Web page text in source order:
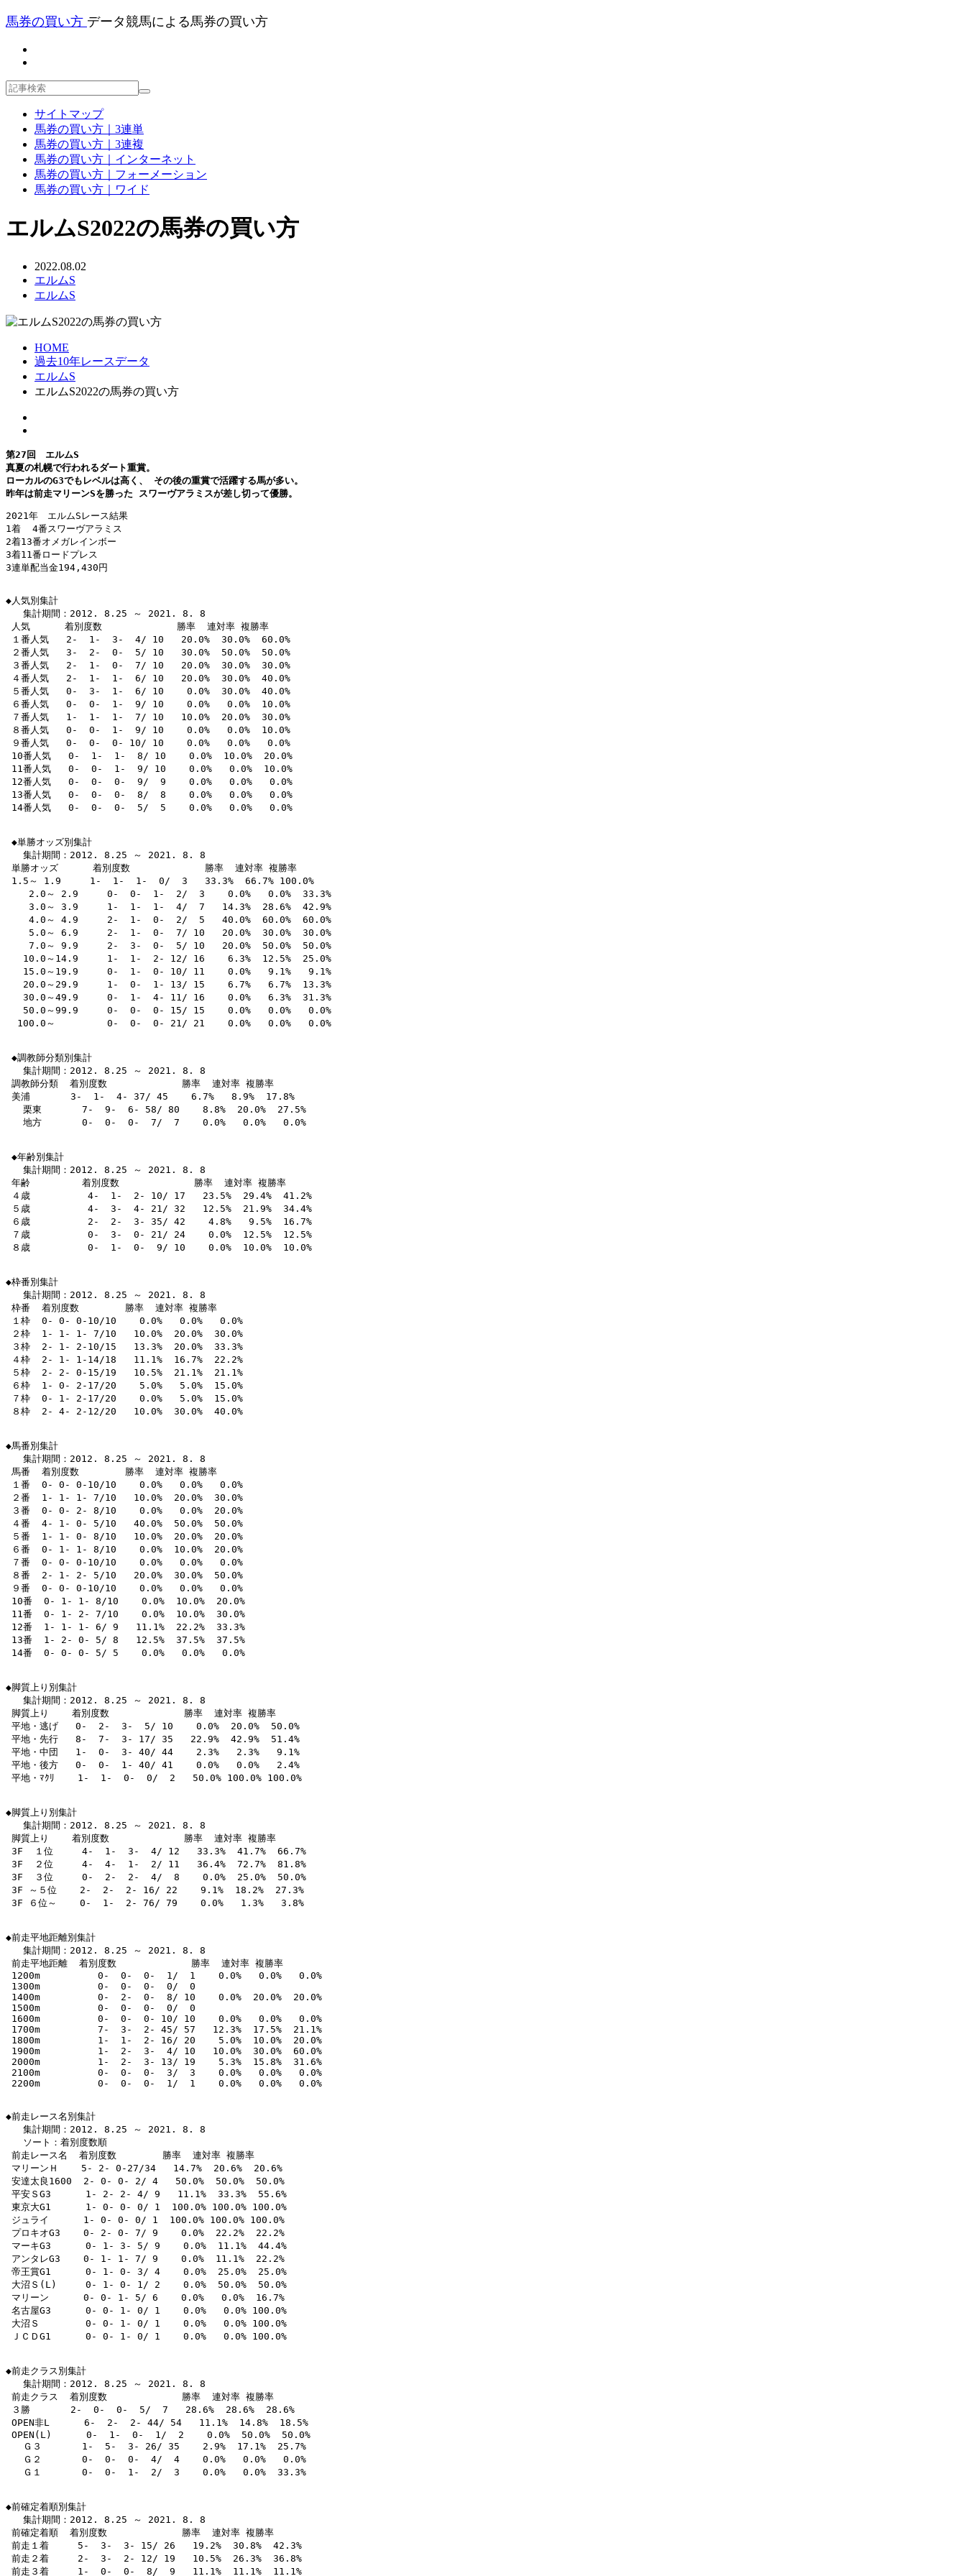
馬券の買い方 データ競馬による馬券の買い方
サイトマップ
馬券の買い方｜3連単
馬券の買い方｜3連複
馬券の買い方｜インターネット
馬券の買い方｜フォーメーション
馬券の買い方｜ワイド
エルムS2022の馬券の買い方
2022.08.02
エルムS
エルムS
HOME
過去10年レースデータ
エルムS
エルムS2022の馬券の買い方
第27回　エルムS
真夏の札幌で行われるダート重賞。
ローカルのG3でもレベルは高く、 その後の重賞で活躍する馬が多い。
昨年は前走マリーンSを勝った スワーヴアラミスが差し切って優勝。
2021年　エルムSレース結果
1着  4番スワーヴアラミス
2着13番オメガレインボー
3着11番ロードプレス
3連単配当金194,430円
◆人気別集計
   集計期間：2012. 8.25 ～ 2021. 8. 8
人気      着別度数             勝率  連対率 複勝率
１番人気   2-  1-  3-  4/ 10   20.0%  30.0%  60.0%
２番人気   3-  2-  0-  5/ 10   30.0%  50.0%  50.0%
３番人気   2-  1-  0-  7/ 10   20.0%  30.0%  30.0%
４番人気   2-  1-  1-  6/ 10   20.0%  30.0%  40.0%
５番人気   0-  3-  1-  6/ 10    0.0%  30.0%  40.0%
６番人気   0-  0-  1-  9/ 10    0.0%   0.0%  10.0%
７番人気   1-  1-  1-  7/ 10   10.0%  20.0%  30.0%
８番人気   0-  0-  1-  9/ 10    0.0%   0.0%  10.0%
９番人気   0-  0-  0- 10/ 10    0.0%   0.0%   0.0%
10番人気   0-  1-  1-  8/ 10    0.0%  10.0%  20.0%
11番人気   0-  0-  1-  9/ 10    0.0%   0.0%  10.0%
12番人気   0-  0-  0-  9/  9    0.0%   0.0%   0.0%
13番人気   0-  0-  0-  8/  8    0.0%   0.0%   0.0%
14番人気   0-  0-  0-  5/  5    0.0%   0.0%   0.0%
◆単勝オッズ別集計
   集計期間：2012. 8.25 ～ 2021. 8. 8
単勝オッズ      着別度数             勝率  連対率 複勝率
1.5～ 1.9     1-  1-  1-  0/  3   33.3%  66.7% 100.0%
    2.0～ 2.9     0-  0-  1-  2/  3    0.0%   0.0%  33.3%
    3.0～ 3.9     1-  1-  1-  4/  7   14.3%  28.6%  42.9%
    4.0～ 4.9     2-  1-  0-  2/  5   40.0%  60.0%  60.0%
    5.0～ 6.9     2-  1-  0-  7/ 10   20.0%  30.0%  30.0%
    7.0～ 9.9     2-  3-  0-  5/ 10   20.0%  50.0%  50.0%
   10.0～14.9     1-  1-  2- 12/ 16    6.3%  12.5%  25.0%
   15.0～19.9     0-  1-  0- 10/ 11    0.0%   9.1%   9.1%
   20.0～29.9     1-  0-  1- 13/ 15    6.7%   6.7%  13.3%
   30.0～49.9     0-  1-  4- 11/ 16    0.0%   6.3%  31.3%
   50.0～99.9     0-  0-  0- 15/ 15    0.0%   0.0%   0.0%
  100.0～         0-  0-  0- 21/ 21    0.0%   0.0%   0.0%
◆調教師分類別集計
   集計期間：2012. 8.25 ～ 2021. 8. 8
調教師分類  着別度数             勝率  連対率 複勝率
美浦       3-  1-  4- 37/ 45    6.7%   8.9%  17.8%
   栗東       7-  9-  6- 58/ 80    8.8%  20.0%  27.5%
   地方       0-  0-  0-  7/  7    0.0%   0.0%   0.0%
◆年齢別集計
   集計期間：2012. 8.25 ～ 2021. 8. 8
年齢         着別度数             勝率  連対率 複勝率
４歳          4-  1-  2- 10/ 17   23.5%  29.4%  41.2%
５歳          4-  3-  4- 21/ 32   12.5%  21.9%  34.4%
６歳          2-  2-  3- 35/ 42    4.8%   9.5%  16.7%
７歳          0-  3-  0- 21/ 24    0.0%  12.5%  12.5%
８歳          0-  1-  0-  9/ 10    0.0%  10.0%  10.0%
◆枠番別集計
   集計期間：2012. 8.25 ～ 2021. 8. 8
枠番  着別度数        勝率  連対率 複勝率
１枠  0- 0- 0-10/10    0.0%   0.0%   0.0%
２枠  1- 1- 1- 7/10   10.0%  20.0%  30.0%
３枠  2- 1- 2-10/15   13.3%  20.0%  33.3%
４枠  2- 1- 1-14/18   11.1%  16.7%  22.2%
５枠  2- 2- 0-15/19   10.5%  21.1%  21.1%
６枠  1- 0- 2-17/20    5.0%   5.0%  15.0%
７枠  0- 1- 2-17/20    0.0%   5.0%  15.0%
８枠  2- 4- 2-12/20   10.0%  30.0%  40.0%
◆馬番別集計
   集計期間：2012. 8.25 ～ 2021. 8. 8
馬番  着別度数        勝率  連対率 複勝率
１番  0- 0- 0-10/10    0.0%   0.0%   0.0%
２番  1- 1- 1- 7/10   10.0%  20.0%  30.0%
３番  0- 0- 2- 8/10    0.0%   0.0%  20.0%
４番  4- 1- 0- 5/10   40.0%  50.0%  50.0%
５番  1- 1- 0- 8/10   10.0%  20.0%  20.0%
６番  0- 1- 1- 8/10    0.0%  10.0%  20.0%
７番  0- 0- 0-10/10    0.0%   0.0%   0.0%
８番  2- 1- 2- 5/10   20.0%  30.0%  50.0%
９番  0- 0- 0-10/10    0.0%   0.0%   0.0%
10番  0- 1- 1- 8/10    0.0%  10.0%  20.0%
11番  0- 1- 2- 7/10    0.0%  10.0%  30.0%
12番  1- 1- 1- 6/ 9   11.1%  22.2%  33.3%
13番  1- 2- 0- 5/ 8   12.5%  37.5%  37.5%
14番  0- 0- 0- 5/ 5    0.0%   0.0%   0.0%
◆脚質上り別集計
   集計期間：2012. 8.25 ～ 2021. 8. 8
脚質上り    着別度数             勝率  連対率 複勝率
平地・逃げ   0-  2-  3-  5/ 10    0.0%  20.0%  50.0%
平地・先行   8-  7-  3- 17/ 35   22.9%  42.9%  51.4%
平地・中団   1-  0-  3- 40/ 44    2.3%   2.3%   9.1%
平地・後方   0-  0-  1- 40/ 41    0.0%   0.0%   2.4%
平地・ﾏｸﾘ    1-  1-  0-  0/  2   50.0% 100.0% 100.0%
◆脚質上り別集計
   集計期間：2012. 8.25 ～ 2021. 8. 8
脚質上り    着別度数             勝率  連対率 複勝率
3F  １位     4-  1-  3-  4/ 12   33.3%  41.7%  66.7%
3F  ２位     4-  4-  1-  2/ 11   36.4%  72.7%  81.8%
3F  ３位     0-  2-  2-  4/  8    0.0%  25.0%  50.0%
3F ～５位    2-  2-  2- 16/ 22    9.1%  18.2%  27.3%
3F ６位～    0-  1-  2- 76/ 79    0.0%   1.3%   3.8%
◆前走平地距離別集計
   集計期間：2012. 8.25 ～ 2021. 8. 8
前走平地距離  着別度数             勝率  連対率 複勝率
1200m          0-  0-  0-  1/  1    0.0%   0.0%   0.0%
1300m          0-  0-  0-  0/  0
1400m          0-  2-  0-  8/ 10    0.0%  20.0%  20.0%
1500m          0-  0-  0-  0/  0
1600m          0-  0-  0- 10/ 10    0.0%   0.0%   0.0%
1700m          7-  3-  2- 45/ 57   12.3%  17.5%  21.1%
1800m          1-  1-  2- 16/ 20    5.0%  10.0%  20.0%
1900m          1-  2-  3-  4/ 10   10.0%  30.0%  60.0%
2000m          1-  2-  3- 13/ 19    5.3%  15.8%  31.6%
2100m          0-  0-  0-  3/  3    0.0%   0.0%   0.0%
2200m          0-  0-  0-  1/  1    0.0%   0.0%   0.0%
◆前走レース名別集計
   集計期間：2012. 8.25 ～ 2021. 8. 8
   ソート：着別度数順
前走レース名  着別度数        勝率  連対率 複勝率
マリーンＨ    5- 2- 0-27/34   14.7%  20.6%  20.6%
安達太良1600  2- 0- 0- 2/ 4   50.0%  50.0%  50.0%
平安ＳG3      1- 2- 2- 4/ 9   11.1%  33.3%  55.6%
東京大G1      1- 0- 0- 0/ 1  100.0% 100.0% 100.0%
ジュライ      1- 0- 0- 0/ 1  100.0% 100.0% 100.0%
プロキオG3    0- 2- 0- 7/ 9    0.0%  22.2%  22.2%
マーキG3      0- 1- 3- 5/ 9    0.0%  11.1%  44.4%
アンタレG3    0- 1- 1- 7/ 9    0.0%  11.1%  22.2%
帝王賞G1      0- 1- 0- 3/ 4    0.0%  25.0%  25.0%
大沼Ｓ(L)     0- 1- 0- 1/ 2    0.0%  50.0%  50.0%
マリーン      0- 0- 1- 5/ 6    0.0%   0.0%  16.7%
名古屋G3      0- 0- 1- 0/ 1    0.0%   0.0% 100.0%
大沼Ｓ        0- 0- 1- 0/ 1    0.0%   0.0% 100.0%
ＪＣＤG1      0- 0- 1- 0/ 1    0.0%   0.0% 100.0%
◆前走クラス別集計
   集計期間：2012. 8.25 ～ 2021. 8. 8
前走クラス  着別度数             勝率  連対率 複勝率
３勝       2-  0-  0-  5/  7   28.6%  28.6%  28.6%
OPEN非L      6-  2-  2- 44/ 54   11.1%  14.8%  18.5%
OPEN(L)      0-  1-  0-  1/  2    0.0%  50.0%  50.0%
   Ｇ３       1-  5-  3- 26/ 35    2.9%  17.1%  25.7%
   Ｇ２       0-  0-  0-  4/  4    0.0%   0.0%   0.0%
   Ｇ１       0-  0-  1-  2/  3    0.0%   0.0%  33.3%
◆前確定着順別集計
   集計期間：2012. 8.25 ～ 2021. 8. 8
前確定着順  着別度数             勝率  連対率 複勝率
前走１着     5-  3-  3- 15/ 26   19.2%  30.8%  42.3%
前走２着     2-  3-  2- 12/ 19   10.5%  26.3%  36.8%
前走３着     1-  0-  0-  8/  9   11.1%  11.1%  11.1%